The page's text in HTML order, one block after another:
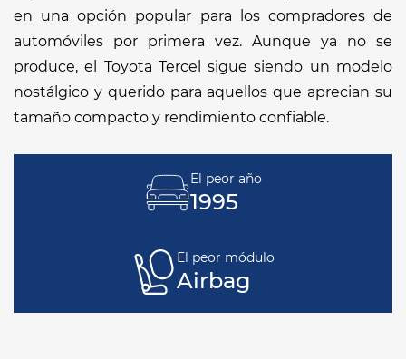
en una opción popular para los compradores de
automóviles por primera vez. Aunque ya no se
produce, el Toyota Tercel sigue siendo un modelo
nostálgico y querido para aquellos que aprecian su
tamaño compacto y rendimiento confiable.
El peor año
1995
El peor módulo
Airbag